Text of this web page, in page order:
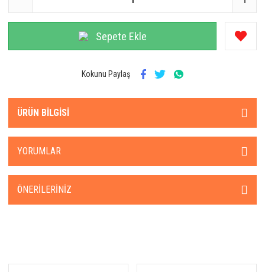
Sepete Ekle
Kokunu Paylaş
ÜRÜN BILGISI
YORUMLAR
ÖNERILERINIZ